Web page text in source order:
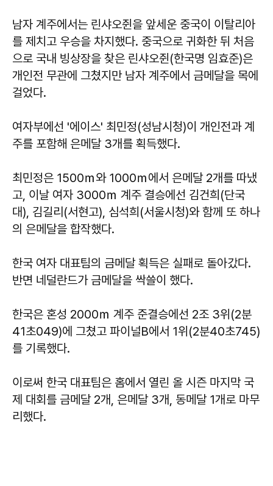
남자 계주에서는 린샤오쥔을 앞세운 중국이 이탈리아
를 제치고 우승을 차지했다. 중국으로 귀화한 뒤 처음
으로 국내 빙상장을 찾은 린샤오쥔(한국명 임효준)은
개인전 무관에 그쳤지만 남자 계주에서 금메달을 목에
걸었다.
여자부에선 '에이스' 최민정(성남시청)이 개인전과 계
주를 포함해 은메달 3개를 획득했다.
최민정은 1500ｍ와 1000ｍ에서 은메달 2개를 따냈
고, 이날 여자 3000ｍ 계주 결승에선 김건희(단국
대), 김길리(서현고), 심석희(서울시청)와 함께 또 하나
의 은메달을 합작했다.
한국 여자 대표팀의 금메달 획득은 실패로 돌아갔다.
반면 네덜란드가 금메달을 싹쓸이 했다.
한국은 혼성 2000ｍ 계주 준결승에선 2조 3위(2분
41초049)에 그쳤고 파이널B에서 1위(2분40초745)
를 기록했다.
이로써 한국 대표팀은 홈에서 열린 올 시즌 마지막 국
제 대회를 금메달 2개, 은메달 3개, 동메달 1개로 마무
리했다.